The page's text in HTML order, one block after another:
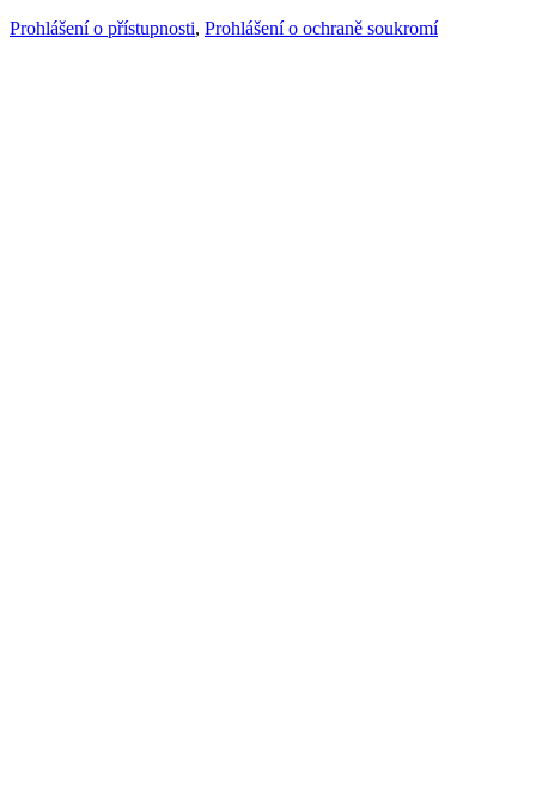
Prohlášení o přístupnosti, Prohlášení o ochraně soukromí